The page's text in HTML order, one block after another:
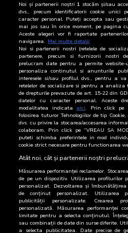
14 Iulie 2026
13 Iulie 2026
12 Iulie 2026
11 Iulie 2026
10 Iulie 2026
9 Iulie 2026
8 Iulie 2026
7 Iulie 2026
Noi și partenerii noștri 1 stocăm și/sau
dvs., precum identificatorii cookie unici
caracter personal. Puteți accepta sau
mai jos sau în orice moment, pe pagina
Aceste alegeri vor fi raportate
navigarea. Mai multe detalii
Noi si partenerii nostri (retelele de
partenere, precum si furnizorii nostri
prelucram date pentru a permite
personaliza continutul si anunturile
interesele si/sau profilul dvs., pentru a
retelelor de socializare si pentru a analiza
de drepturile prevazute de art. 15-22 din
datelor cu caracter personal. Aceste
modalitatea indicata aici. Prin click pe
folosirea tuturor Tehnologiilor de tip
dvs. cu privire la stocarea/accesarea
colaboram. Prin click pe “VREAU SA
puteti schimba preferintele in mod
cookie strict necesare pentru functionarea
Atât noi, cât și partenerii noștri
Măsurarea performanței reclamelor.
de pe un dispozitiv. Utilizarea profilurilor
personalizat. Dezvoltarea și
de conținut personalizat. Utilizarea
publicității personalizate. Crearea
personalizată. Măsurarea performanței
limitate pentru a selecta conținutul.
sau combinații de date din surse diferite.
a selecta publicitatea. Date precise de